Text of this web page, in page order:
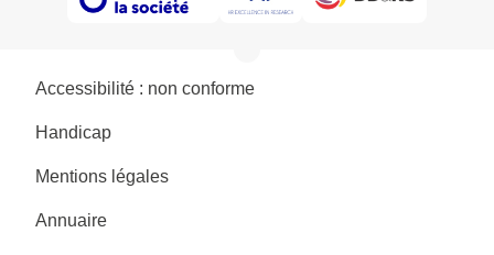
Accessibilité : non conforme
Handicap
Mentions légales
Annuaire